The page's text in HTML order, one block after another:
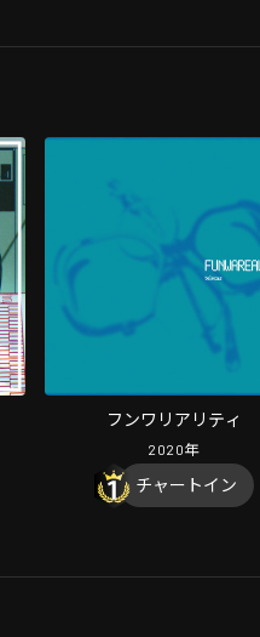
フンワリアリティ
2020年
チャートイン